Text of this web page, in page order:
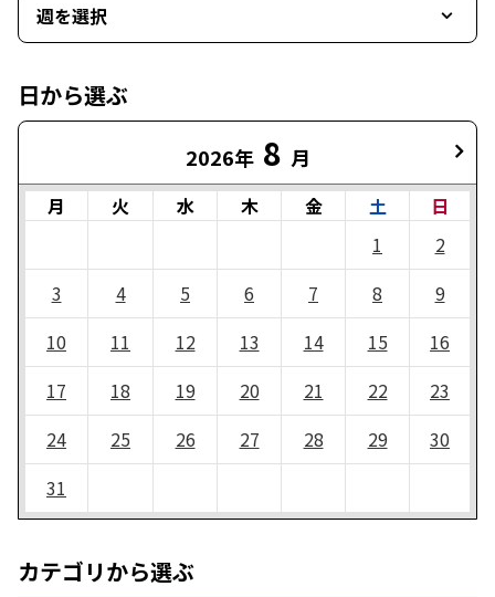
週を選択
日から選ぶ
2026年 8 月
月 火 水 木 金 土
日
1
2
3
4 5 6 7 8
9
10
11 12 13 14 15
16
17
18 19 20 21 22
23
24
25 26 27 28 29
30
31
カテゴリから選ぶ